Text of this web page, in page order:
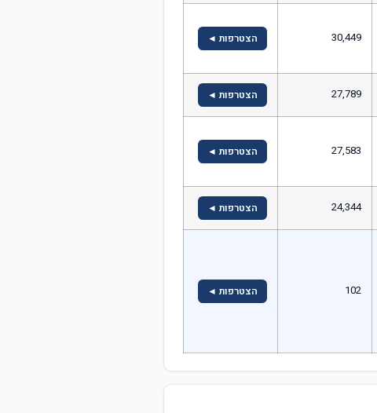
30,449 הצטרפות ◄
27,789 הצטרפות ◄
27,583 הצטרפות ◄
24,344 הצטרפות ◄
102 הצטרפות ◄